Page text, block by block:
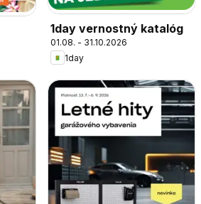
1day vernostný katalóg
01.08. - 31.10.2026
1day